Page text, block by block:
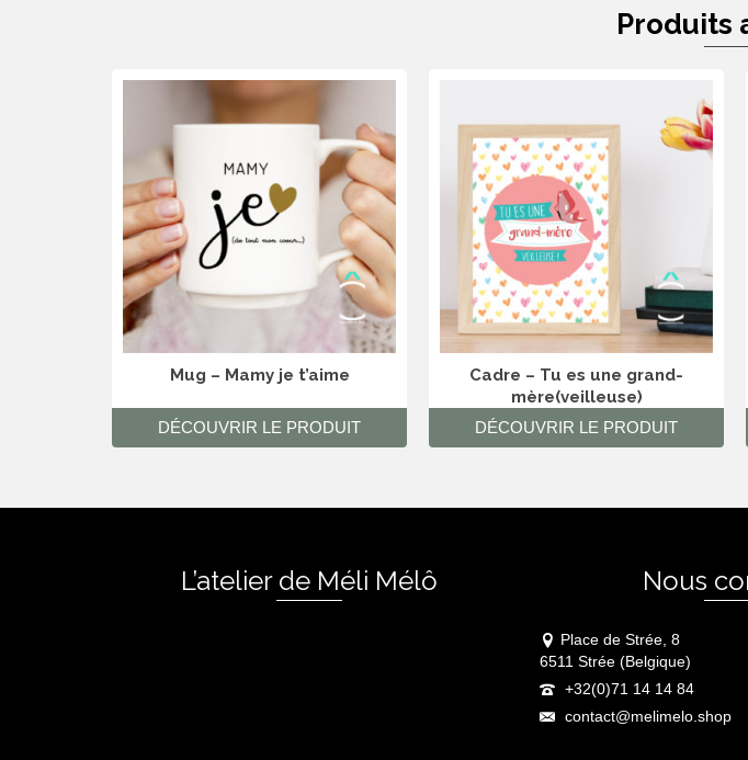
Produits
Mug – Mamy je t’aime
DÉCOUVRIR LE PRODUIT
Cadre – Tu es une grand-
mère(veilleuse)
DÉCOUVRIR LE PRODUIT
L’atelier de Méli Mélô Nous
Place de Strée, 8
6511 Strée (Belgique)
+32(0)71 14 14 84
contact@melimelo.shop